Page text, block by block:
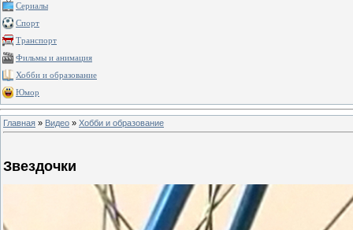
Сериалы
Спорт
Транспорт
Фильмы и анимация
Хобби и образование
Юмор
Главная » Видео » Хобби и образование
Звездочки